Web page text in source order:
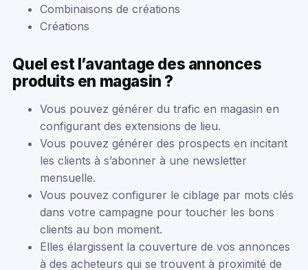
Combinaisons de créations
Créations
Quel est l’avantage des annonces
produits en magasin ?
Vous pouvez générer du trafic en magasin en
configurant des extensions de lieu.
Vous pouvez générer des prospects en incitant
les clients à s’abonner à une newsletter
mensuelle.
Vous pouvez configurer le ciblage par mots clés
dans votre campagne pour toucher les bons
clients au bon moment.
Elles élargissent la couverture de vos annonces
à des acheteurs qui se trouvent à proximité de